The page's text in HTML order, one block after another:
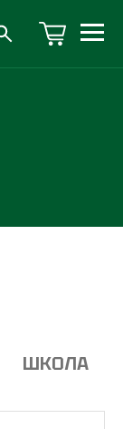
ШКОЛА